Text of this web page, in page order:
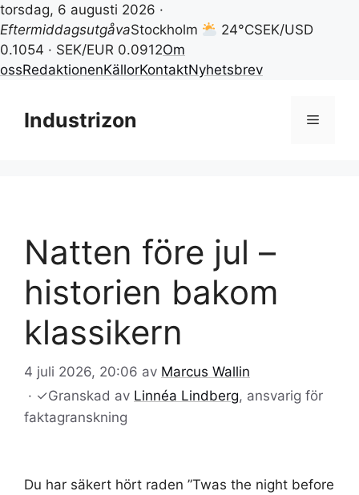
torsdag, 6 augusti 2026 ·
EftermiddagsutgåvaStockholm 24°CSEK/USD
0.1054 · SEK/EUR 0.0912Om
ossRedaktionenKällorKontaktNyhetsbrev
innehållIndustrizon Meny
Natten före jul –
historien bakom
klassikern
4 juli 2026, 20:06 av Marcus Wallin
· ✓Granskad av Linnéa Lindberg, ansvarig för
faktagranskning
Du har säkert hört raden ”Twas the night before